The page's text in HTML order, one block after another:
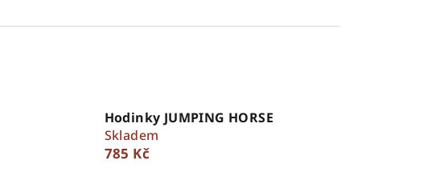
Hodinky JUMPING HORSE
Skladem
785 Kč